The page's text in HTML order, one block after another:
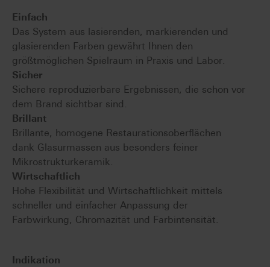
Einfach
Das System aus lasierenden, markierenden und
glasierenden Farben gewährt Ihnen den
größtmöglichen Spielraum in Praxis und Labor.
Sicher
Sichere reproduzierbare Ergebnissen, die schon vor
dem Brand sichtbar sind.
Brillant
Brillante, homogene Restaurationsoberflächen
dank Glasurmassen aus besonders feiner
Mikrostrukturkeramik.
Wirtschaftlich
Hohe Flexibilität und Wirtschaftlichkeit mittels
schneller und einfacher Anpassung der
Farbwirkung, Chromazität und Farbintensität.
Indikation